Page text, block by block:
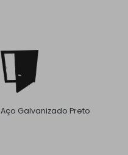
Aço Galvanizado Preto